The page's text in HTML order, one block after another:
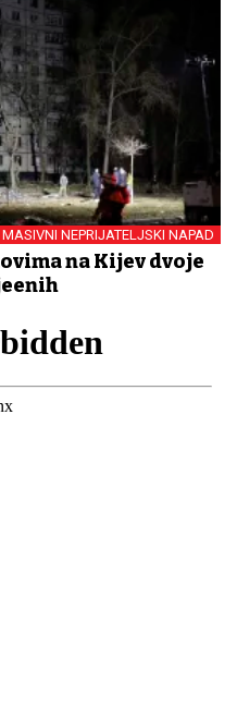
MASIVNI NEPRIJATELJSKI NAPAD
na Kijev dvoje